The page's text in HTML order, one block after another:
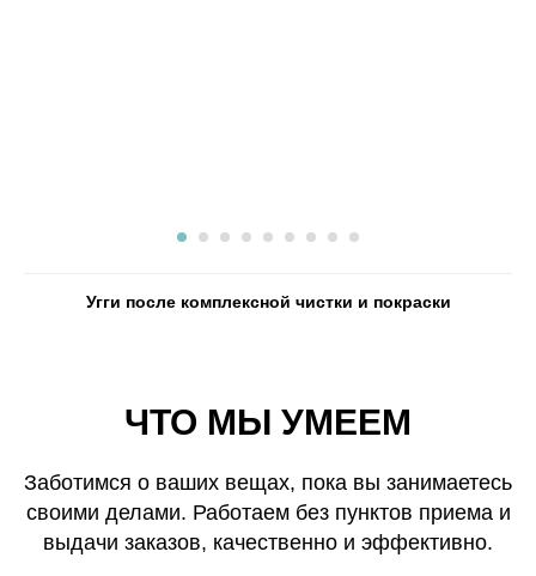
Угги после комплексной чистки и покраски
ЧТО МЫ УМЕЕМ
Заботимся о ваших вещах, пока вы занимаетесь
своими делами. Работаем без пунктов приема и
выдачи заказов, качественно и эффективно.